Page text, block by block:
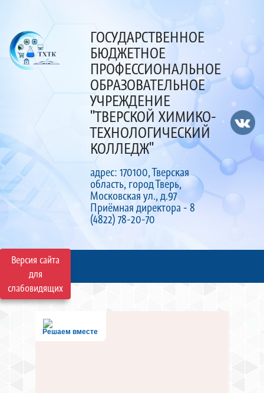
Версия сайта
для
слабовидящих
ГОСУДАРСТВЕННОЕ
БЮДЖЕТНОЕ
ПРОФЕССИОНАЛЬНОЕ
ОБРАЗОВАТЕЛЬНОЕ
УЧРЕЖДЕНИЕ
"ТВЕРСКОЙ ХИМИКО-
ТЕХНОЛОГИЧЕСКИЙ
КОЛЛЕДЖ"
адрес: 170100, Тверская
область, город Тверь,
Московская ул., д.97
Приёмная директора - 8
(4822) 78-20-70
Решаем вместе